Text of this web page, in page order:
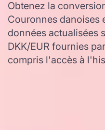
Obtenez la
Couronnes danoises
données actualisées
DKK/EUR fournies
compris l'accès à